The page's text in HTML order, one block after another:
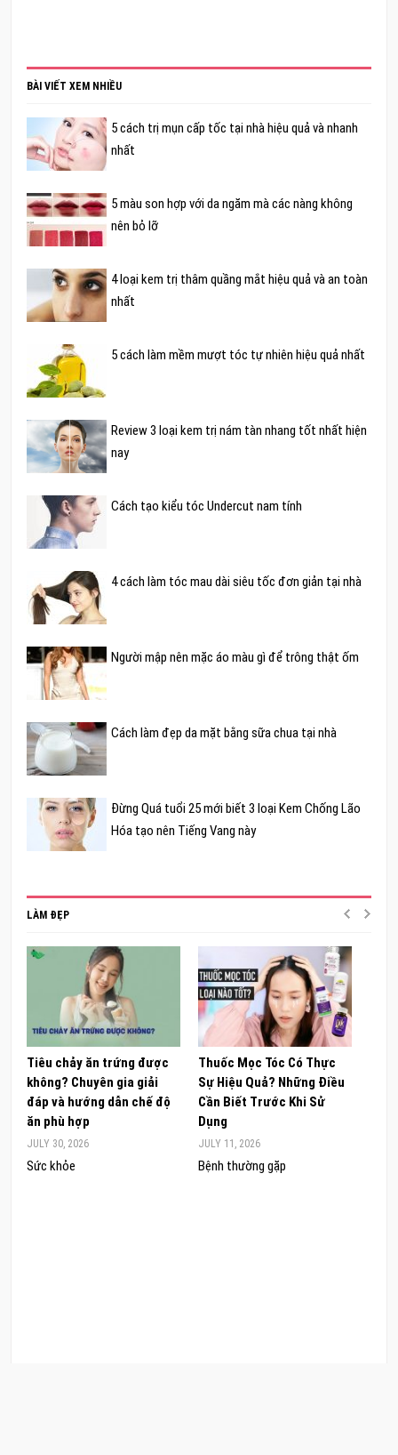
BÀI VIẾT XEM NHIỀU
5 cách trị mụn cấp tốc tại nhà hiệu quả và nhanh
nhất
5 màu son hợp với da ngăm mà các nàng không
nên bỏ lỡ
4 loại kem trị thâm quầng mắt hiệu quả và an toàn
nhất
5 cách làm mềm mượt tóc tự nhiên hiệu quả nhất
Review 3 loại kem trị nám tàn nhang tốt nhất hiện
nay
Cách tạo kiểu tóc Undercut nam tính
4 cách làm tóc mau dài siêu tốc đơn giản tại nhà
Người mập nên mặc áo màu gì để trông thật ốm
Cách làm đẹp da mặt bằng sữa chua tại nhà
Đừng Quá tuổi 25 mới biết 3 loại Kem Chống Lão
Hóa tạo nên Tiếng Vang này
LÀM ĐẸP
Tiêu chảy ăn trứng được
không? Chuyên gia giải
đáp và hướng dẫn chế độ
ăn phù hợp
JULY 30, 2026
Sức khỏe
Thuốc Mọc Tóc Có Thực
Sự Hiệu Quả? Những Điều
Cần Biết Trước Khi Sử
Dụng
JULY 11, 2026
Bệnh thường gặp